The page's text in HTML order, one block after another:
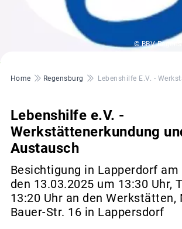
© BBV
Pfadnavigation
Home Regensburg Lebenshilfe E.V. -
Lebenshilfe e.V. -
Werkstättenerkundung
Austausch
Besichtigung in Lapperdorf am
den 13.03.2025 um 13:30 Uhr,
13:20 Uhr an den Werkstätten,
Bauer-Str. 16 in Lappersdorf